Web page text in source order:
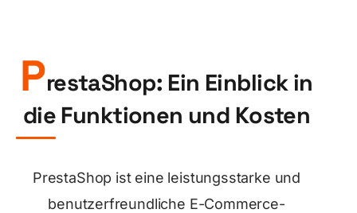
PrestaShop: Ein Einblick in
die Funktionen und Kosten
PrestaShop ist eine leistungsstarke und
benutzerfreundliche E-Commerce-